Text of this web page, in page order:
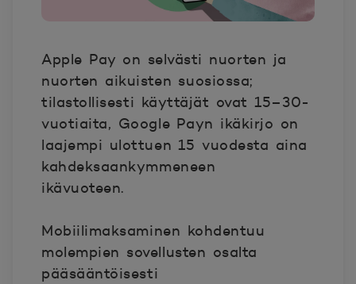
Apple Pay on selvästi nuorten ja
nuorten aikuisten suosiossa;
tilastollisesti käyttäjät ovat 15–30-
vuotiaita, Google Payn ikäkirjo on
laajempi ulottuen 15 vuodesta aina
kahdeksaankymmeneen
ikävuoteen.
Mobiilimaksaminen kohdentuu
molempien sovellusten osalta
pääsääntöisesti